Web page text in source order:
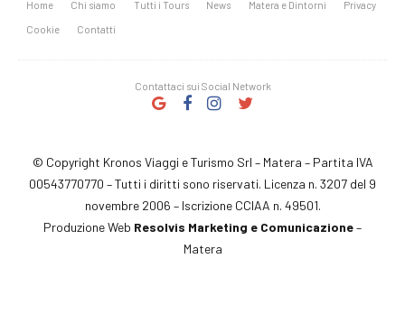
Home Chi siamo Tutti i Tours News Matera e Dintorni Privacy
Cookie Contatti
Contattaci sui Social Network
© Copyright Kronos Viaggi e Turismo Srl – Matera – Partita IVA
00543770770 – Tutti i diritti sono riservati. Licenza n. 3207 del 9
novembre 2006 – Iscrizione CCIAA n. 49501.
Produzione Web Resolvis Marketing e Comunicazione–
Matera